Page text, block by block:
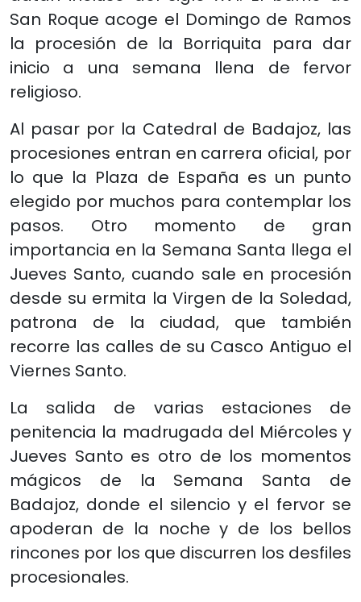
San Roque acoge el Domingo de Ramos
la procesión de la Borriquita para dar
inicio a una semana llena de fervor
religioso.
Al pasar por la Catedral de Badajoz, las
procesiones entran en carrera oficial, por
lo que la Plaza de España es un punto
elegido por muchos para contemplar los
pasos. Otro momento de gran
importancia en la Semana Santa llega el
Jueves Santo, cuando sale en procesión
desde su ermita la Virgen de la Soledad,
patrona de la ciudad, que también
recorre las calles de su Casco Antiguo el
Viernes Santo.
La salida de varias estaciones de
penitencia la madrugada del Miércoles y
Jueves Santo es otro de los momentos
mágicos de la Semana Santa de
Badajoz, donde el silencio y el fervor se
apoderan de la noche y de los bellos
rincones por los que discurren los desfiles
procesionales.